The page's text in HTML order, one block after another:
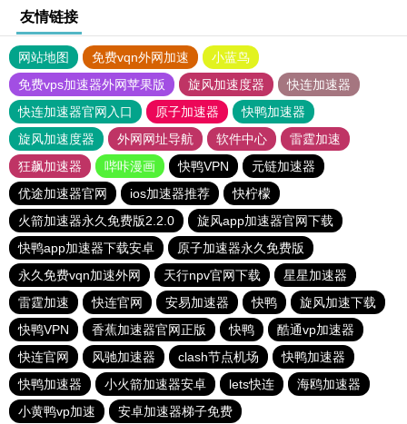
友情链接
网站地图 免费vqn外网加速
小蓝鸟
免费vps加速器外网苹果版
旋风加速度器
快连加速器
快连加速器官网入口
原子加速器
快鸭加速器
旋风加速度器
外网网址导航 软件中心
雷霆加速
狂飙加速器
哔咔漫画 快鸭VPN
元链加速器
优途加速器官网
ios加速器推荐
快柠檬
火箭加速器永久免费版2.2.0
旋风app加速器官网下载
快鸭app加速器下载安卓
原子加速器永久免费版
永久免费vqn加速外网
天行npv官网下载
星星加速器
雷霆加速
快连官网 安易加速器 快鸭
旋风加速下载
快鸭VPN
香蕉加速器官网正版 快鸭
酷通vp加速器
快连官网
风驰加速器 clash节点机场
快鸭加速器
快鸭加速器
小火箭加速器安卓 lets快连
海鸥加速器
小黄鸭vp加速
安卓加速器梯子免费